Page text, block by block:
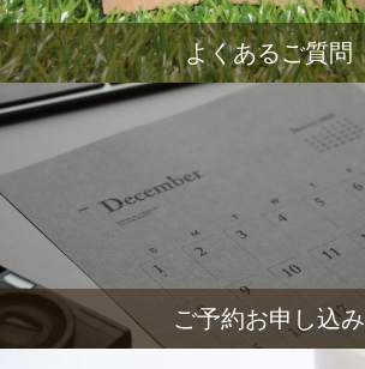
よくあるご質問
ご予約お申し込み